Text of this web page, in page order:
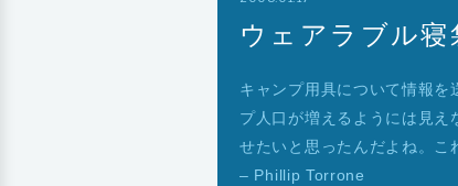
ウェアラブル寝
キャンプ用具について情報
プ人口が増えるようには見
せたいと思ったんだよね。
– Phillip Torrone